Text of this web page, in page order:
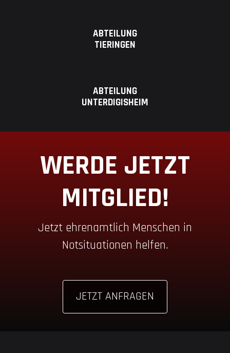
ABTEILUNG
ABTEILUNG
WERDE JETZT
MITGLIED!
Jetzt ehrenamtlich Menschen in
Notsituationen helfen.